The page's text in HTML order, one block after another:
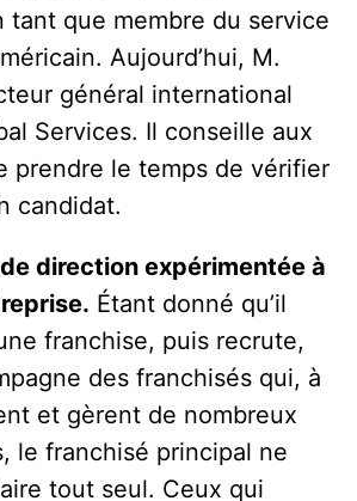
tant que membre du service
Aujourd’hui, M.
général international
Services. Il conseille aux
prendre le temps de vérifier
candidat.
direction expérimentée à
Étant donné qu’il
franchise, puis recrute,
des franchisés qui, à
et gèrent de nombreux
le franchisé principal ne
tout seul. Ceux qui